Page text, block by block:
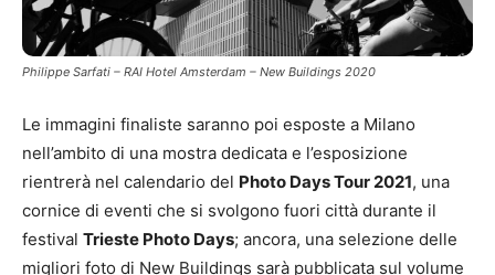
Philippe Sarfati – RAI Hotel Amsterdam – New Buildings 2020
Le immagini finaliste saranno poi esposte a Milano
nell’ambito di una mostra dedicata e l’esposizione
rientrerà nel calendario del Photo Days Tour 2021, una
cornice di eventi che si svolgono fuori città durante il
festival Trieste Photo Days; ancora, una selezione delle
migliori foto di New Buildings sarà pubblicata sul volume